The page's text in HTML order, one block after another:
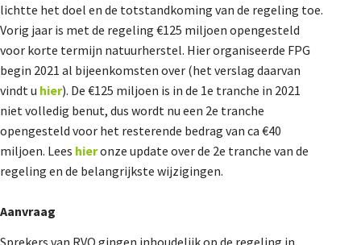
lichtte het doel en de totstandkoming van de regeling toe.
Vorig jaar is met de regeling €125 miljoen opengesteld
voor korte termijn natuurherstel. Hier organiseerde FPG
begin 2021 al bijeenkomsten over (het verslag daarvan
vindt u hier). De €125 miljoen is in de 1e tranche in 2021
niet volledig benut, dus wordt nu een 2e tranche
opengesteld voor het resterende bedrag van ca €40
miljoen. Lees hieronze update over de 2e tranche van de
regeling en de belangrijkste wijzigingen.
Aanvraag